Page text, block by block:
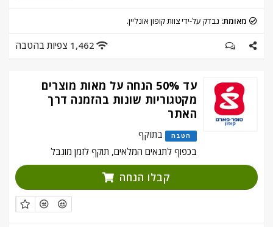
מאומת: נבדק על-ידי צוות קופון אונליין.
1,462 צפיות בהטבה
עד 50% הנחה על מאות מוצרים
מקטגוריות שונות בהזמנה דרך
האתר
הטבה
בתוקף
בכפוף לתנאים המלאים, תוקף לזמן מוגבל
קבלו הנחה